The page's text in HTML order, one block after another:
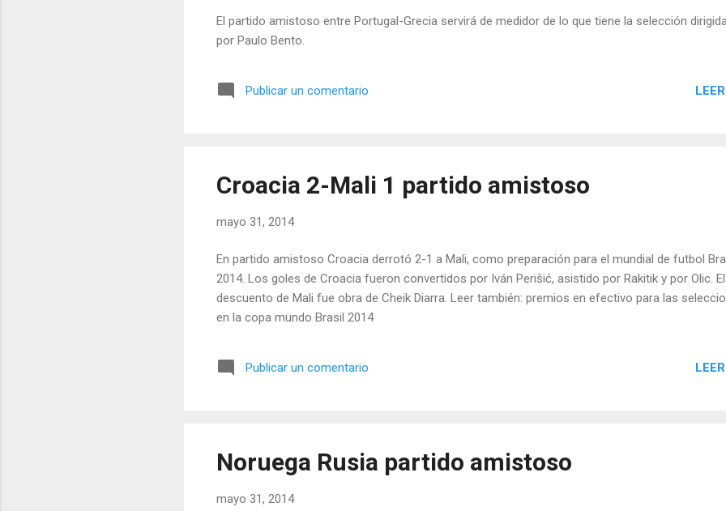
El partido amistoso entre Portugal-Grecia servirá de medidor de lo que tiene la selección
por Paulo Bento.
Publicar un comentario
Croacia 2-Mali 1 partido amistoso
mayo 31, 2014
En partido amistoso Croacia derrotó 2-1 a Mali, como preparación para el mundial de futbol
2014. Los goles de Croacia fueron convertidos por Iván Perišić, asistido por Rakitik y por Olic. El
descuento de Mali fue obra de Cheik Diarra. Leer también: premios en efectivo para las
en la copa mundo Brasil 2014
Publicar un comentario
Noruega Rusia partido amistoso
mayo 31, 2014